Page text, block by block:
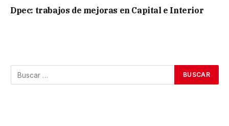
Dpec: trabajos de mejoras en Capital e Interior